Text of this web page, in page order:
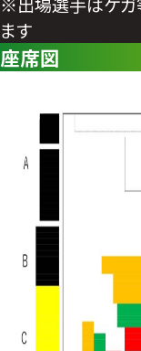
ます
座席図